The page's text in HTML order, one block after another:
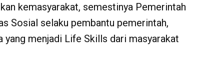
kemasyarakat, semestinya Pemerintah
Sosial selaku pembantu pemerintah,
menjadi Life Skills dari masyarakat